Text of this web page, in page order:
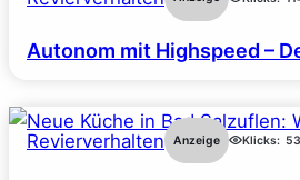
Autonom mit Highspeed –
Revierverhalten Anzeige Klicks: 53